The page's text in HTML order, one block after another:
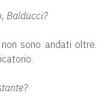
Balducci?
sono andati oltre.